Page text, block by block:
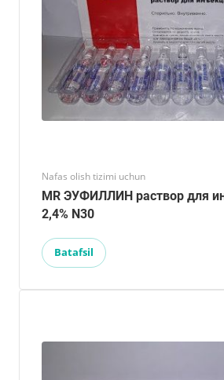
Nafas olish tizimi uchun
MR ЭУФИЛЛИН раствор для
2,4% N30
Batafsil